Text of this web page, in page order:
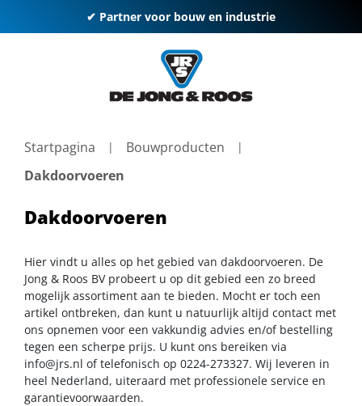
✔ Partner voor bouw en industrie
Startpagina
Bouwproducten
Dakdoorvoeren
Dakdoorvoeren
Hier vindt u alles op het gebied van dakdoorvoeren. De
Jong & Roos BV probeert u op dit gebied een zo breed
mogelijk assortiment aan te bieden. Mocht er toch een
artikel ontbreken, dan kunt u natuurlijk altijd contact met
ons opnemen voor een vakkundig advies en/of bestelling
tegen een scherpe prijs. U kunt ons bereiken via
info@jrs.nl of telefonisch op 0224-273327. Wij leveren in
heel Nederland, uiteraard met professionele service en
garantievoorwaarden.